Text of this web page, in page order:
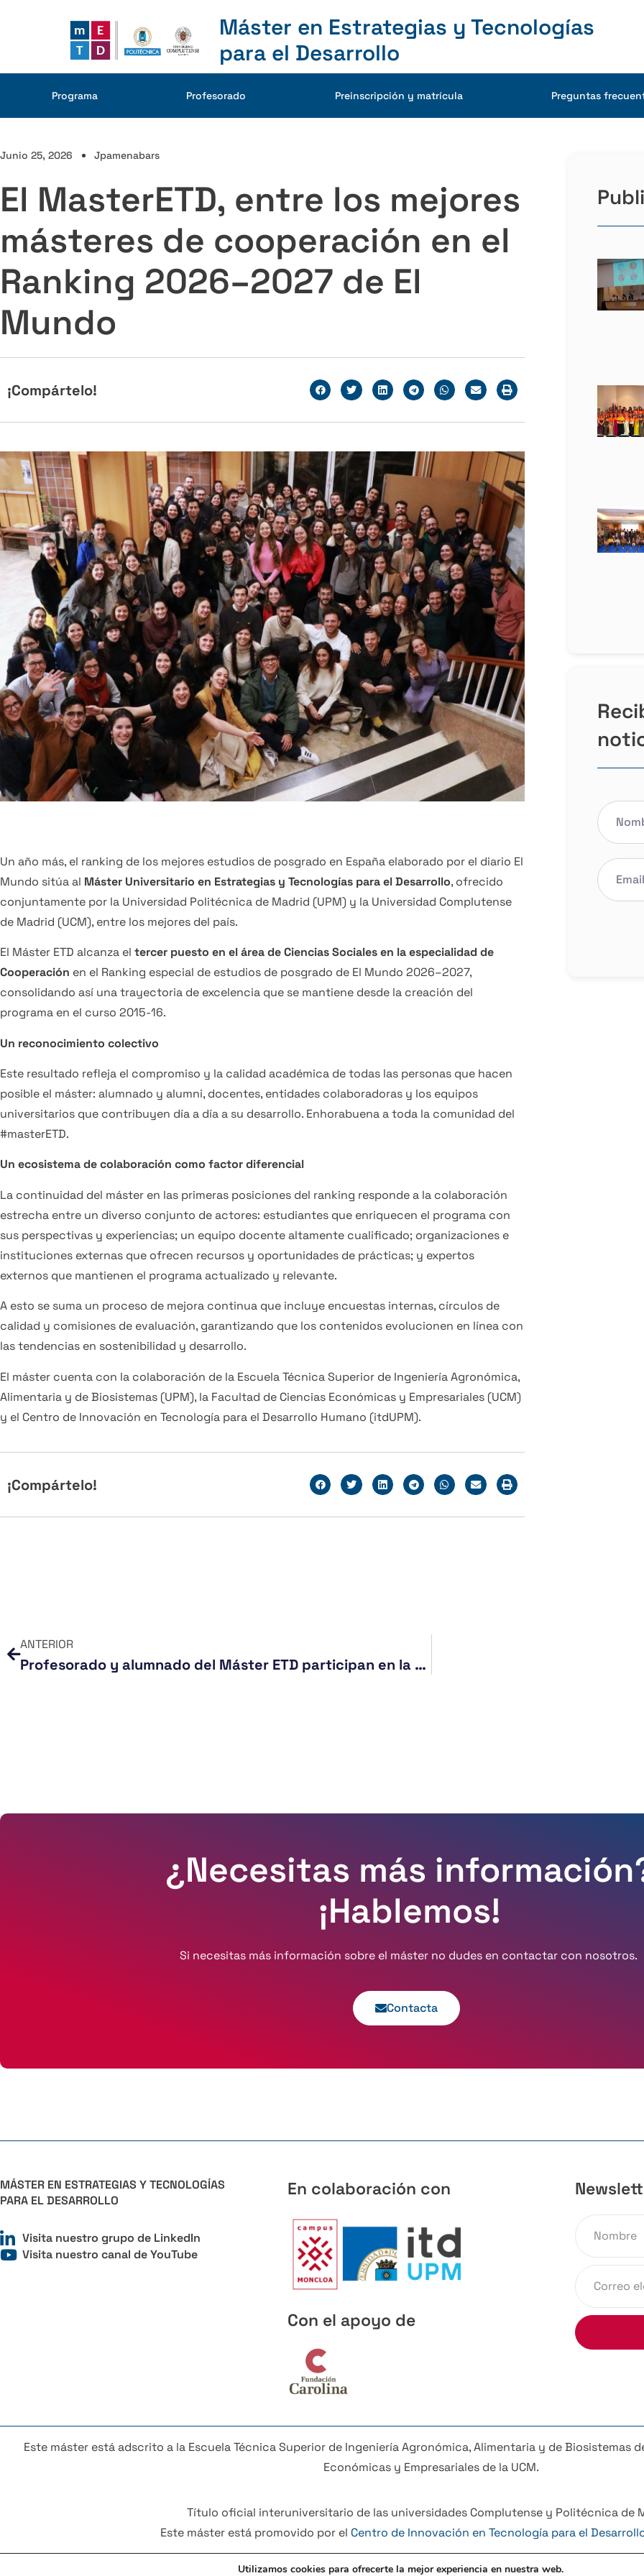
Máster en Estrategias y Tecnologías
para el Desarrollo
Programa Profesorado Preinscripción y matrícula Preguntas
Junio 25, 2026 Jpamenabars
El MasterETD, entre los mejores
másteres de cooperación en el
Ranking 2026–2027 de El
Mundo
¡Compártelo!
Un año más, el ranking de los mejores estudios de posgrado en España elaborado por el diario El
Mundo sitúa al Máster Universitario en Estrategias y Tecnologías para el Desarrollo, ofrecido
conjuntamente por la Universidad Politécnica de Madrid (UPM) y la Universidad Complutense
de Madrid (UCM), entre los mejores del país.
El Máster ETD alcanza el tercer puesto en el área de Ciencias Sociales en la especialidad de
Cooperación en el Ranking especial de estudios de posgrado de El Mundo 2026–2027,
consolidando así una trayectoria de excelencia que se mantiene desde la creación del
programa en el curso 2015-16.
Un reconocimiento colectivo
Este resultado refleja el compromiso y la calidad académica de todas las personas que hacen
posible el máster: alumnado y alumni, docentes, entidades colaboradoras y los equipos
universitarios que contribuyen día a día a su desarrollo. Enhorabuena a toda la comunidad del
#masterETD.
Un ecosistema de colaboración como factor diferencial
La continuidad del máster en las primeras posiciones del ranking responde a la colaboración
estrecha entre un diverso conjunto de actores: estudiantes que enriquecen el programa con
sus perspectivas y experiencias; un equipo docente altamente cualificado; organizaciones e
instituciones externas que ofrecen recursos y oportunidades de prácticas; y expertos
externos que mantienen el programa actualizado y relevante.
A esto se suma un proceso de mejora continua que incluye encuestas internas, círculos de
calidad y comisiones de evaluación, garantizando que los contenidos evolucionen en línea con
las tendencias en sostenibilidad y desarrollo.
El máster cuenta con la colaboración de la Escuela Técnica Superior de Ingeniería Agronómica,
Alimentaria y de Biosistemas (UPM), la Facultad de Ciencias Económicas y Empresariales (UCM)
y el Centro de Innovación en Tecnología para el Desarrollo Humano (itdUPM).
¡Compártelo!
ANTERIOR
Profesorado y alumnado del Máster ETD participan en la presentación del Programa de Protección a Defensores de Derechos Humanos
¿Necesitas más
¡Hablemos!
Si necesitas más información sobre el máster no dudes en contactar con nosotros.
Contacta
MÁSTER EN ESTRATEGIAS Y TECNOLOGÍAS
PARA EL DESARROLLO
Visita nuestro grupo de LinkedIn
Visita nuestro canal de YouTube
En colaboración con
Con el apoyo de
Este máster está adscrito a la Escuela Técnica Superior de Ingeniería Agronómica, Alimentaria y de Biosistemas
Económicas y Empresariales de la UCM.
Título oficial interuniversitario de las universidades Complutense y Politécnica de
Este máster está promovido por el Centro de Innovación en Tecnología para el
Utilizamos cookies para ofrecerte la mejor experiencia en nuestra web.